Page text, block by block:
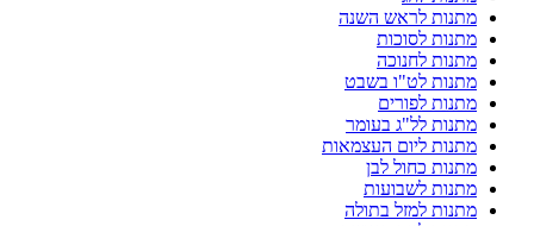
מתנות לראש השנה
מתנות לסוכות
מתנות לחנוכה
מתנות לט"ו בשבט
מתנות לפורים
מתנות לל"ג בעומר
מתנות ליום העצמאות
מתנות כחול לבן
מתנות לשבועות
מתנות למזל בתולה